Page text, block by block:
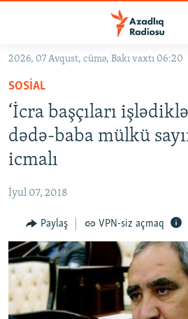
Əsas
qayıt
Əsas
naviqasiyaya
qayıt
Axtarışa
GÜNDƏM
#İZAHLA
KORRUPSIOMETR
#ƏSLINDƏ
QANUNI DOĞRU
ARAŞDIRMA
MULTIMEDIA
VIDEO
FOTOQALEREYA
RADIO ARXIV
OXU ZALI
HAQQIMIZDA
2026, 07 Avqust, cümə, Bakı vaxtı 06:20
SOSIAL
‘İcra başçıları
dədə-baba mülkü
icmalı
İyul 07, 2018
Paylaş VPN-siz açmaq